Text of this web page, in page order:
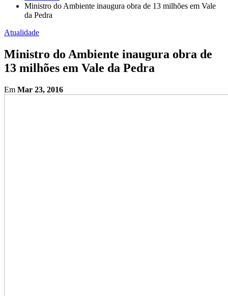
Ministro do Ambiente inaugura obra de 13 milhões em Vale
da Pedra
Atualidade
Ministro do Ambiente inaugura obra de
13 milhões em Vale da Pedra
Em Mar 23, 2016